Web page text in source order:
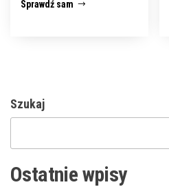
Sprawdź sam
Szukaj
Ostatnie wpisy